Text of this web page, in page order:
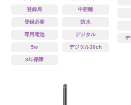
登録局 中距離
登録必要 防水
専用電池 デジタル
5w デジタル30ch
3年保障
デ